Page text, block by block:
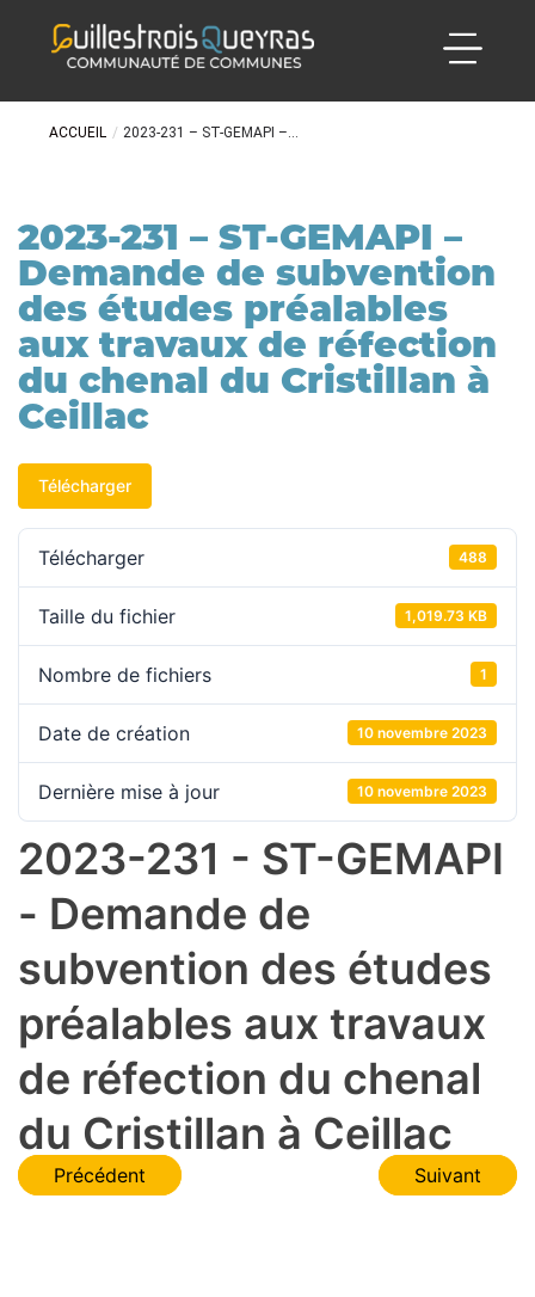
ACCUEIL / 2023-231 – ST-GEMAPI –...
2023-231 – ST-GEMAPI –
Demande de subvention
des études préalables
aux travaux de réfection
du chenal du Cristillan à
Ceillac
Télécharger
Télécharger 488
Taille du fichier 1,019.73 KB
Nombre de fichiers 1
Date de création 10 novembre 2023
Dernière mise à jour 10 novembre 2023
2023-231 - ST-GEMAPI
- Demande de
subvention des études
préalables aux travaux
de réfection du chenal
du Cristillan à Ceillac
Navigation
Précédent Suivant